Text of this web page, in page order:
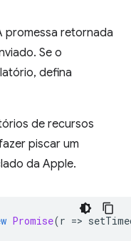
promessa retornada
Se o
defina
de recursos
piscar um
da Apple.
Promise(r =>